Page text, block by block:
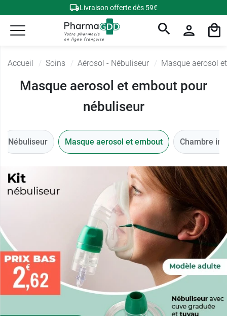
Livraison offerte dès 59€
Accueil Soins Aérosol - Nébuliseur Masque aerosol
Masque aerosol et embout pour
nébuliseur
Nébuliseur Masque aerosol et embout Chambre